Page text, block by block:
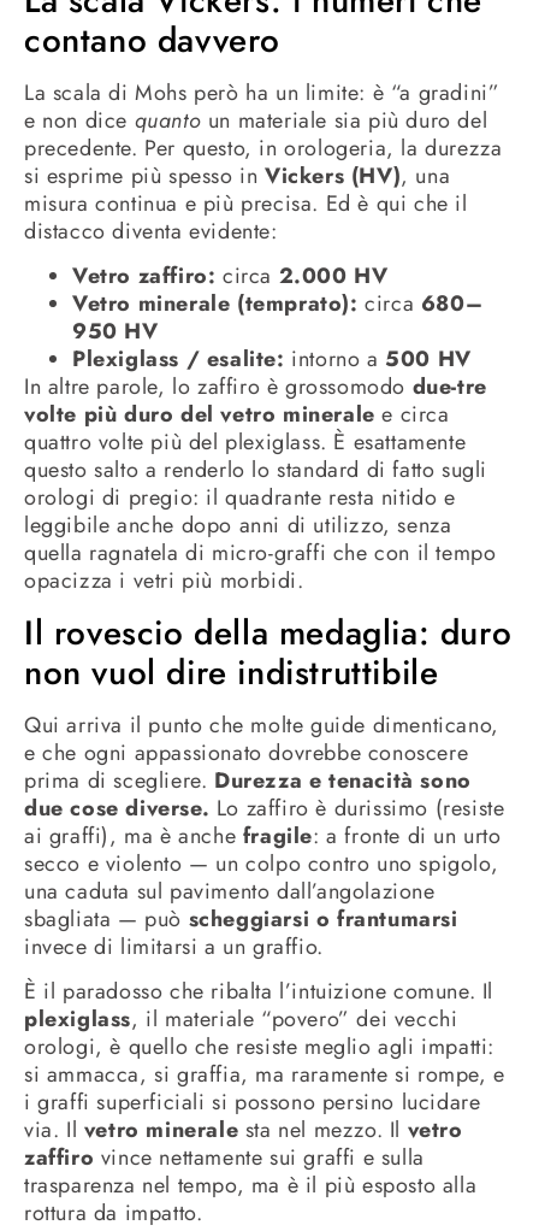
contano davvero
La scala di Mohs però ha un limite: è “a gradini”
e non dice quanto un materiale sia più duro del
precedente. Per questo, in orologeria, la durezza
si esprime più spesso inVickers (HV), una
misura continua e più precisa. Ed è qui che il
distacco diventa evidente:
Vetro zaffiro: circa 2.000 HV
Vetro minerale (temprato): circa 680–
950 HV
Plexiglass / esalite: intorno a 500 HV
In altre parole, lo zaffiro è grossomodo due-tre
volte più duro del vetro minerale e circa
quattro volte più del plexiglass. È esattamente
questo salto a renderlo lo standard di fatto sugli
orologi di pregio: il quadrante resta nitido e
leggibile anche dopo anni di utilizzo, senza
quella ragnatela di micro-graffi che con il tempo
opacizza i vetri più morbidi.
Il rovescio della medaglia: duro
non vuol dire indistruttibile
Qui arriva il punto che molte guide dimenticano,
e che ogni appassionato dovrebbe conoscere
prima di scegliere. Durezza e tenacità sono
due cose diverse. Lo zaffiro è durissimo (resiste
ai graffi), ma è anche fragile: a fronte di un urto
secco e violento — un colpo contro uno spigolo,
una caduta sul pavimento dall’angolazione
sbagliata — può scheggiarsi o frantumarsi
invece di limitarsi a un graffio.
È il paradosso che ribalta l’intuizione comune. Il
plexiglass, il materiale “povero” dei vecchi
orologi, è quello che resiste meglio agli impatti:
si ammacca, si graffia, ma raramente si rompe, e
i graffi superficiali si possono persino lucidare
via. Il vetro minerale sta nel mezzo. Il vetro
zaffiro vince nettamente sui graffi e sulla
trasparenza nel tempo, ma è il più esposto alla
rottura da impatto.